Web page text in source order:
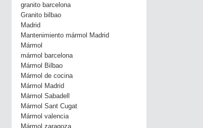
granito barcelona
Granito bilbao
Madrid
Mantenimiento mármol Madrid
Mármol
mármol barcelona
Mármol Bilbao
Mármol de cocina
Mármol Madrid
Mármol Sabadell
Mármol Sant Cugat
Mármol valencia
Mármol zaragoza